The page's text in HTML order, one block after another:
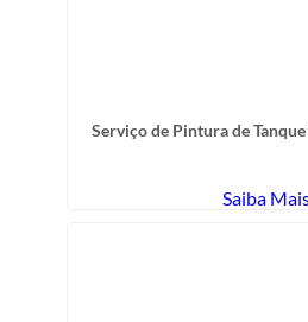
Serviço de Pintura de
Saiba